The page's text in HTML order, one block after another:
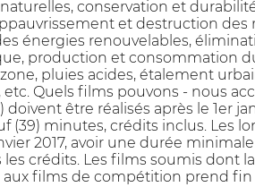
conservation et
et destruction
énergies renouvelables,
production et consommation
pluies acides, étalement
Quels films pouvons - nous
être réalisés après le 1er
(39) minutes, crédits inclus. Les
2017, avoir une durée
crédits. Les films soumis dont
films de compétition prend fin